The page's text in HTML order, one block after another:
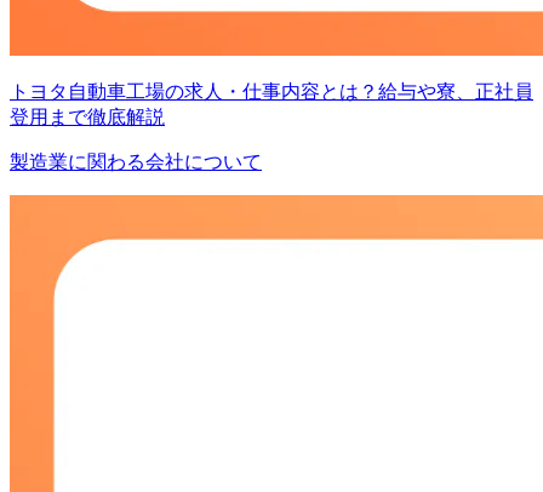
トヨタ自動車工場の求人・仕事内容とは？給与や寮、正社員
登用まで徹底解説
製造業に関わる会社について